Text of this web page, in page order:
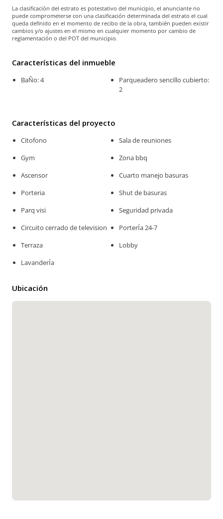
La clasificación del estrato es potestativo del municipio, el anunciante no
puede comprometerse con una clasificación determinada del estrato el cual
queda definido en el momento de recibo de la obra, también pueden existir
cambios y/o ajustes en el mismo en cualquier momento por cambio de
reglamentación o del POT del municipio.
Características del inmueble
BaÑo: 4
Parqueadero sencillo cubierto:
2
Características del proyecto
Citofono
Gym
Ascensor
Porteria
Parq visi
Circuito cerrado de television
Terraza
LavanderÍa
Sala de reuniones
Zona bbq
Cuarto manejo basuras
Shut de basuras
Seguridad privada
PorterÍa 24-7
Lobby
Ubicación